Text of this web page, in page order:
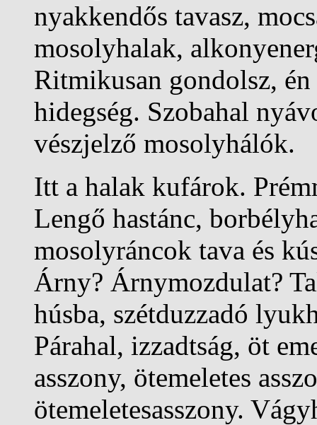
nyakkendős tavasz,
mosolyhalak,
Ritmikusan gondolsz,
hidegség. Szobahal
vészjelző mosolyhálók.
Itt a halak kufárok.
Lengő hastánc,
mosolyráncok tava és
Árny? Árnymozdulat?
húsba, szétduzzadó
Párahal, izzadtság, öt
asszony, ötemeletes
ötemeletesasszony.